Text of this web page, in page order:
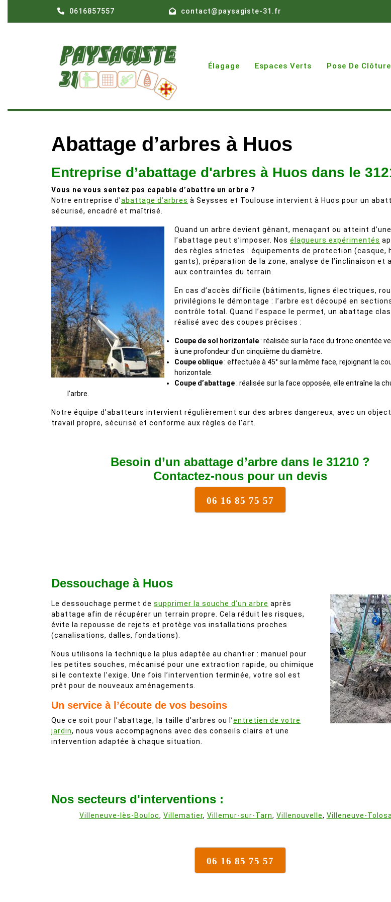
0616857557 contact@paysagiste-31.fr
Élagage Espaces Verts Pose De
Abattage d’arbres à Huos
Entreprise d’abattage d'arbres à Huos dans le
Vous ne vous sentez pas capable d’abattre un arbre ?
Notre entreprise d'abattage d’arbres à Seysses et Toulouse intervient à Huos pour un
sécurisé, encadré et maîtrisé.
Quand un arbre devient gênant, menaçant ou atteint
l’abattage peut s’imposer. Nos élagueurs expérimentés
des règles strictes : équipements de protection (casque,
gants), préparation de la zone, analyse de l’inclinaison et
aux contraintes du terrain.
En cas d’accès difficile (bâtiments, lignes électriques,
privilégions le démontage : l’arbre est découpé en
contrôle total. Quand l’espace le permet, un abattage
réalisé avec des coupes précises :
Coupe de sol horizontale: réalisée sur la face du tronc orientée
à une profondeur d'un cinquième du diamètre.
Coupe oblique: effectuée à 45° sur la même face, rejoignant la
horizontale.
Coupe d’abattage: réalisée sur la face opposée, elle entraîne la
l’arbre.
Notre équipe d’abatteurs intervient régulièrement sur des arbres dangereux, avec un
travail propre, sécurisé et conforme aux règles de l’art.
Besoin d’un abattage d’arbre dans le 31210 ?
Contactez-nous pour un devis
06 16 85 75 57
Dessouchage à Huos
Le dessouchage permet de supprimer la souche d’un arbre après
abattage afin de récupérer un terrain propre. Cela réduit les risques,
évite la repousse de rejets et protège vos installations proches
(canalisations, dalles, fondations).
Nous utilisons la technique la plus adaptée au chantier : manuel pour
les petites souches, mécanisé pour une extraction rapide, ou chimique
si le contexte l’exige. Une fois l’intervention terminée, votre sol est
prêt pour de nouveaux aménagements.
Un service à l’écoute de vos besoins
Que ce soit pour l’abattage, la taille d’arbres ou l’entretien de votre
jardin, nous vous accompagnons avec des conseils clairs et une
intervention adaptée à chaque situation.
Nos secteurs d'interventions :
Villeneuve-lès-Bouloc, Villematier, Villemur-sur-Tarn, Villenouvelle, Villeneuve-
06 16 85 75 57